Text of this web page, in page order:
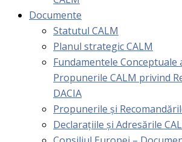
Documente
Statutul CALM
Planul strategic CALM
Fundamentele Conceptuale
Propunerile CALM privind
DACIA
Propunerile și
Declarațiile și Adresările